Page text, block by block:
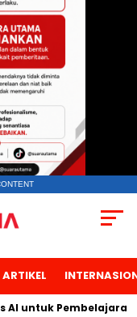
ARTIKEL
Pembelajaran